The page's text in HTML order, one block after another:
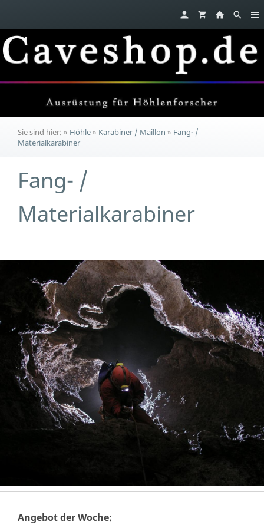
Sie sind hier: » Höhle» Karabiner / Maillon » Fang- /
Materialkarabiner
Fang- /
Materialkarabiner
Angebot der Woche: